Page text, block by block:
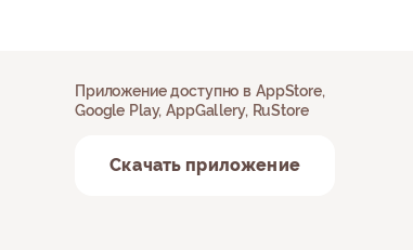
Приложение доступно в AppStore,
Google Play, AppGallery, RuStore
Скачать приложение